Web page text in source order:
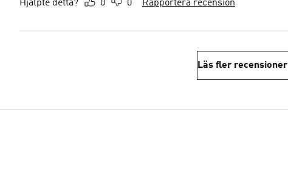
Hjälpte detta? 0 0 Rapportera recension
Läs fler recensioner